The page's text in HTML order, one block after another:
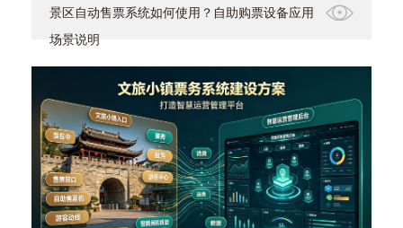
景区自动售票系统如何使用？自助购票设备应用
场景说明